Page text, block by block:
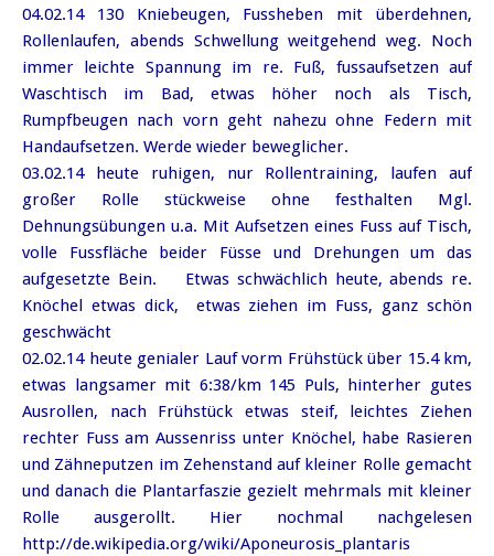
04.02.14 130 Kniebeugen, Fussheben mit überdehnen,
Rollenlaufen, abends Schwellung weitgehend weg. Noch
immer leichte Spannung im re. Fuß, fussaufsetzen auf
Waschtisch im Bad, etwas höher noch als Tisch,
Rumpfbeugen nach vorn geht nahezu ohne Federn mit
Handaufsetzen. Werde wieder beweglicher.
03.02.14 heute ruhigen, nur Rollentraining, laufen auf
großer Rolle stückweise ohne festhalten Mgl.
Dehnungsübungen u.a. Mit Aufsetzen eines Fuss auf Tisch,
volle Fussfläche beider Füsse und Drehungen um das
aufgesetzte Bein. Etwas schwächlich heute, abends re.
Knöchel etwas dick, etwas ziehen im Fuss, ganz schön
geschwächt
02.02.14 heute genialer Lauf vorm Frühstück über 15.4 km,
etwas langsamer mit 6:38/km 145 Puls, hinterher gutes
Ausrollen, nach Frühstück etwas steif, leichtes Ziehen
rechter Fuss am Aussenriss unter Knöchel, habe Rasieren
und Zähneputzen im Zehenstand auf kleiner Rolle gemacht
und danach die Plantarfaszie gezielt mehrmals mit kleiner
Rolle ausgerollt. Hier nochmal nachgelesen
http://de.wikipedia.org/wiki/Aponeurosis_plantaris